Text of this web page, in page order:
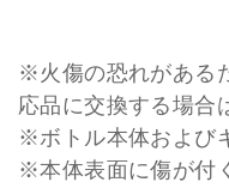
※火傷の恐れがある
応品に交換する場合
※ボトル本体および
※本体表面に傷が付